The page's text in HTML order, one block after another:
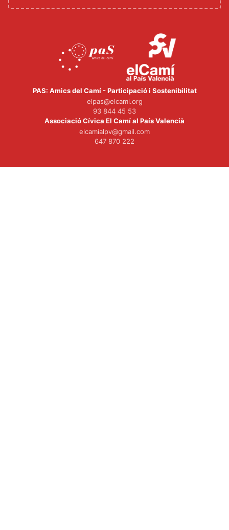
PAS: Amics del Camí - Participació i Sostenibilitat
elpas@elcami.org
93 844 45 53
Associació Cívica El Camí al País Valencià
elcamialpv@gmail.com
647 870 222